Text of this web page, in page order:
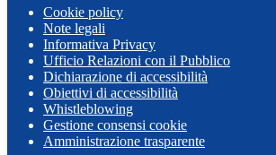
Cookie policy
Note legali
Informativa Privacy
Ufficio Relazioni con il Pubblico
Dichiarazione di accessibilità
Obiettivi di accessibilità
Whistleblowing
Gestione consensi cookie
Amministrazione trasparente